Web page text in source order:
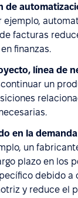
de
ejemplo,
facturas
finanzas.
línea de
un
en la
un
plazo en los
debido a
y reduce el